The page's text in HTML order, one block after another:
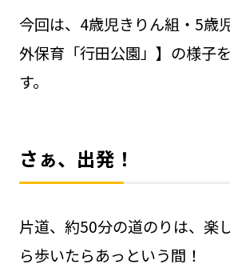
今回は、4歳児きりん組・5歳
外保育「行田公園」】の様子
す。
さぁ、出発！
片道、約50分の道のりは、楽
ら歩いたらあっという間！